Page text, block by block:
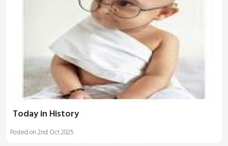
Today in History
Posted on 2nd Oct 2025